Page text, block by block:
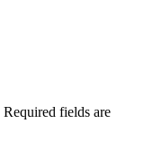
Required fields are